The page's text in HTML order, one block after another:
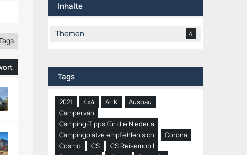
Inhalte
Themen 4
Tags
2021 4x4 AHK
Ausbau
Campervan
Camping-Tipps für die Niederla
Campingplätze empfehlen sich
Corona
Cosmo
CS
CS Reisemobil